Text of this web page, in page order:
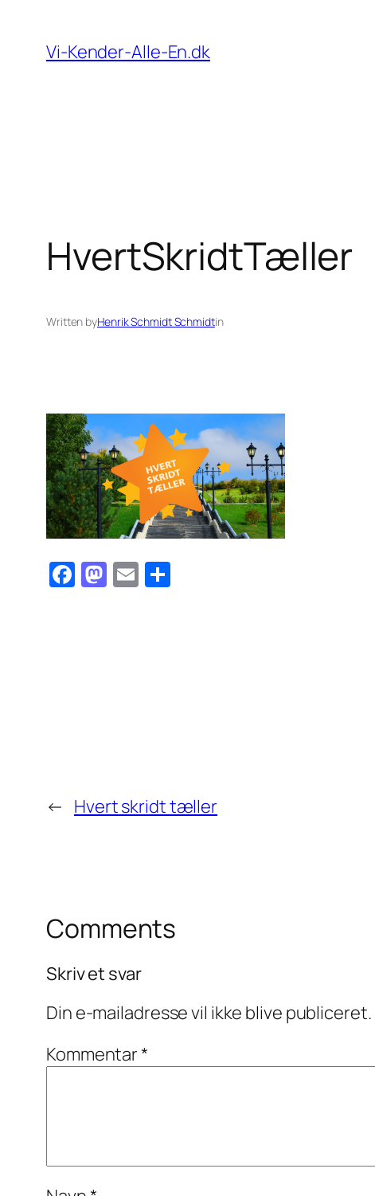
indhold
Vi-Kender-Alle-En.dk
HvertSkridtTæller
Written byHenrik Schmidt Schmidtin
Facebook
Mastodon
Email
← Hvert skridt tæller‬
Comments
Skriv et svar
Din e-mailadresse vil ikke blive publiceret.
Kommentar*